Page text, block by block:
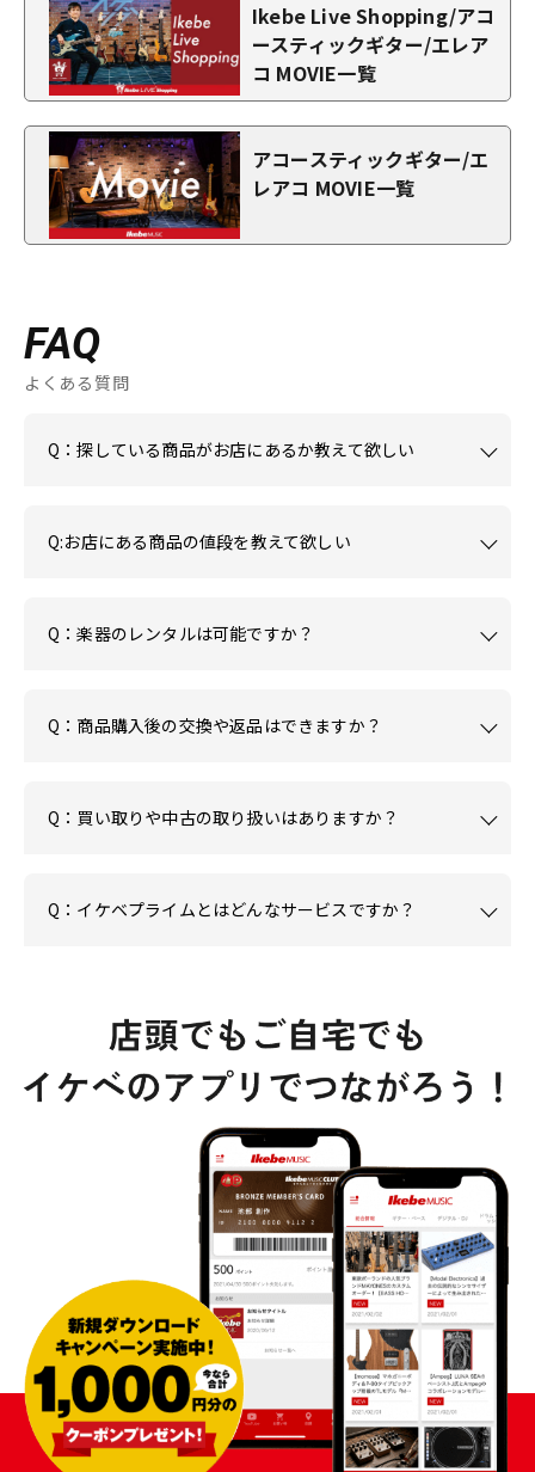
Ikebe Live Shopping/アコ
ースティックギター/エレア
コ MOVIE一覧
アコースティックギター/エ
レアコ MOVIE一覧
FAQ
よくある質問
Q：探している商品がお店にあるか教えて欲しい
Q:お店にある商品の値段を教えて欲しい
Q：楽器のレンタルは可能ですか？
Q：商品購入後の交換や返品はできますか？
Q：買い取りや中古の取り扱いはありますか？
Q：イケベプライムとはどんなサービスですか？